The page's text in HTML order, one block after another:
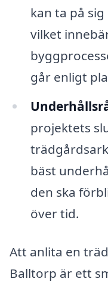
kan ta på
vilket
går enligt
projektets
bäst
den ska
över tid.
Att anlita en
Balltorp är ett